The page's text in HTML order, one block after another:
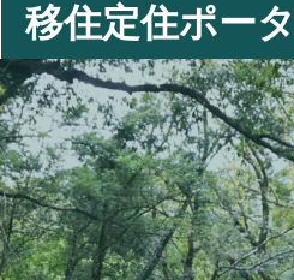
移住定住ポー